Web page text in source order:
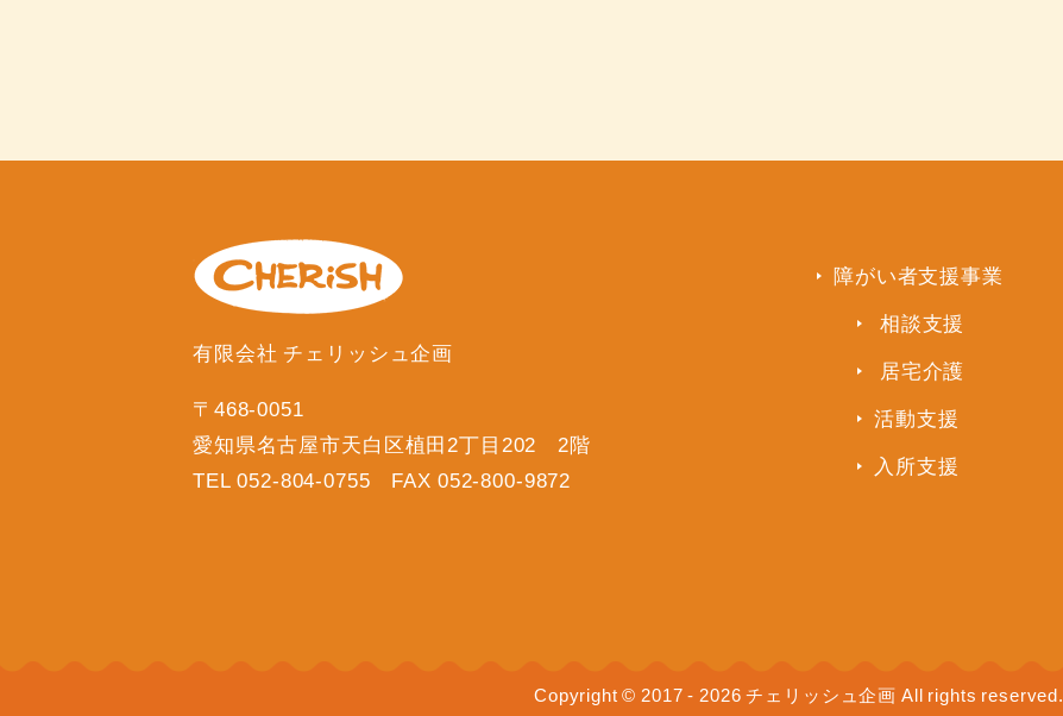
有限会社 チェリッシュ企画
〒468-0051
愛知県名古屋市天白区植田2丁目202 2階
TEL 052-804-0755 FAX 052-800-9872
障がい者支援事業
相談支援
居宅介護
活動支援
入所支援
Copyright © 2017 - 2026 チェリッシュ企画 All rights reserved.